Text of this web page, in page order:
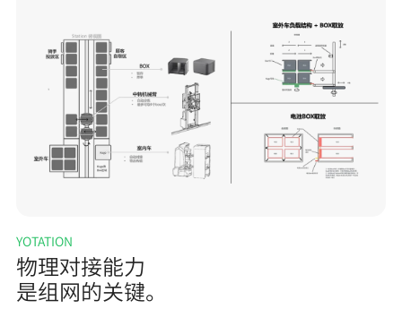
YOTATION
物理对接能力
是组网的关键。